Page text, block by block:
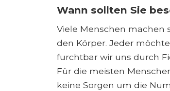
Wann sollten Sie
Viele Menschen machen
den Körper. Jeder
furchtbar wir uns durch
Für die meisten
keine Sorgen um die